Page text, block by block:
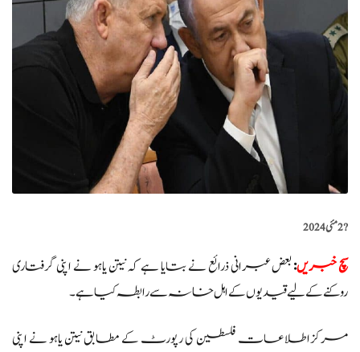
?️2 مئی 2024
سچ خبریں:بعض عبرانی ذرائع نے بتایا ہے کہ نیتن یاہو نے اپنی گرفتاری
روکنے کے لیے قیدیوں کے اہل خانہ سے رابطہ کیا ہے۔
مرکزاطلاعات فلسطین کی رپورٹ کے مطابق نیتن یاہو نے اپنی